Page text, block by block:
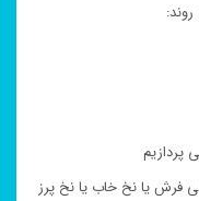
پردازیم
فرش یا نخ خاب یا نخ پرز